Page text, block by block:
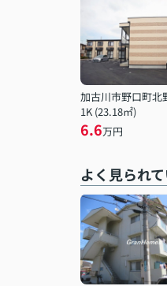
加古川市野口町北
1K (23.18㎡)
6.6万円
よく見られ